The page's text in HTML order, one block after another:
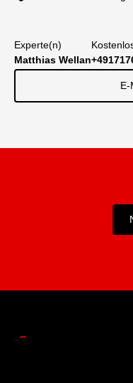
Experte(n)
Matthias Wellan
E-